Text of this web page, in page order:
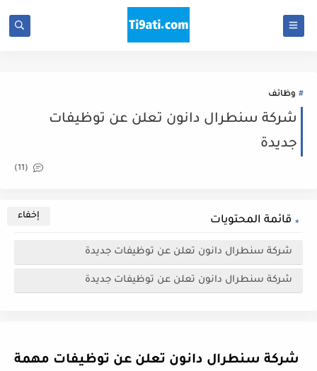
وظائف
شركة سنطرال دانون تعلن عن توظيفات
جديدة
(11)
قائمة المحتويات
شركة سنطرال دانون تعلن عن توظيفات جديدة
شركة سنطرال دانون تعلن عن توظيفات جديدة
شركة سنطرال دانون تعلن عن توظيفات مهمة